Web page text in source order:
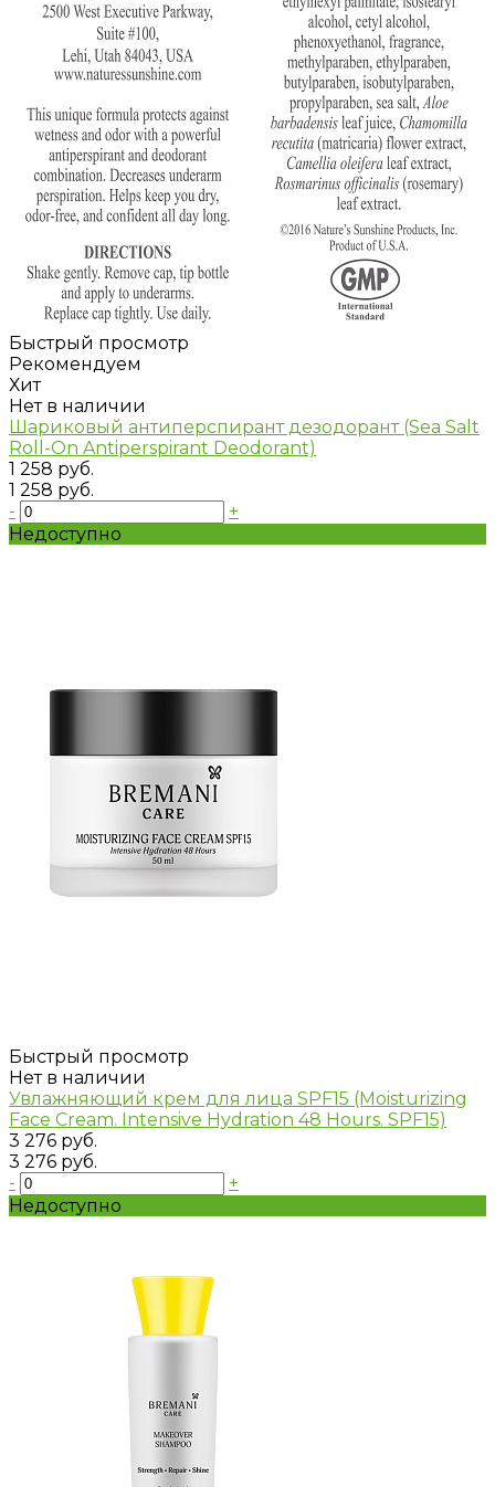
Быстрый просмотр
Рекомендуем
Хит
Нет в наличии
Шариковый антиперспирант дезодорант (Sea Salt
Roll-On Antiperspirant Deodorant)
1 258 руб.
1 258 руб.
-
+
Недоступно
Быстрый просмотр
Нет в наличии
Увлажняющий крем для лица SPF15 (Moisturizing
Face Cream. Intensive Hydration 48 Hours. SPF15)
3 276 руб.
3 276 руб.
-
+
Недоступно